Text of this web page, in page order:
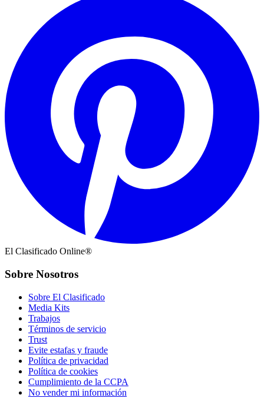
El Clasificado Online®
Sobre Nosotros
Sobre El Clasificado
Media Kits
Trabajos
Términos de servicio
Trust
Evite estafas y fraude
Política de privacidad
Política de cookies
Cumplimiento de la CCPA
No vender mi información